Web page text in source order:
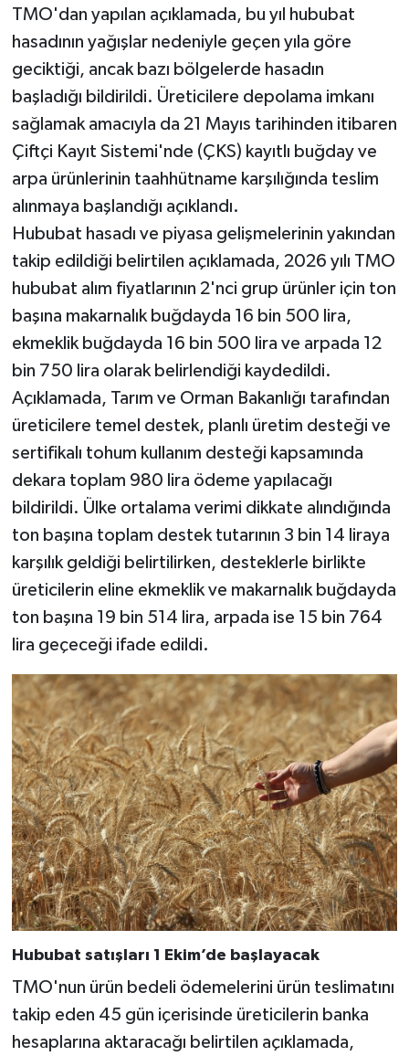
TMO'dan yapılan açıklamada, bu yıl hububat
hasadının yağışlar nedeniyle geçen yıla göre
geciktiği, ancak bazı bölgelerde hasadın
başladığı bildirildi. Üreticilere depolama imkanı
sağlamak amacıyla da 21 Mayıs tarihinden itibaren
Çiftçi Kayıt Sistemi'nde (ÇKS) kayıtlı buğday ve
arpa ürünlerinin taahhütname karşılığında teslim
alınmaya başlandığı açıklandı.
Hububat hasadı ve piyasa gelişmelerinin yakından
takip edildiği belirtilen açıklamada, 2026 yılı TMO
hububat alım fiyatlarının 2'nci grup ürünler için ton
başına makarnalık buğdayda 16 bin 500 lira,
ekmeklik buğdayda 16 bin 500 lira ve arpada 12
bin 750 lira olarak belirlendiği kaydedildi.
Açıklamada, Tarım ve Orman Bakanlığı tarafından
üreticilere temel destek, planlı üretim desteği ve
sertifikalı tohum kullanım desteği kapsamında
dekara toplam 980 lira ödeme yapılacağı
bildirildi. Ülke ortalama verimi dikkate alındığında
ton başına toplam destek tutarının 3 bin 14 liraya
karşılık geldiği belirtilirken, desteklerle birlikte
üreticilerin eline ekmeklik ve makarnalık buğdayda
ton başına 19 bin 514 lira, arpada ise 15 bin 764
lira geçeceği ifade edildi.
Hububat satışları 1 Ekim’de başlayacak
TMO'nun ürün bedeli ödemelerini ürün teslimatını
takip eden 45 gün içerisinde üreticilerin banka
hesaplarına aktaracağı belirtilen açıklamada,